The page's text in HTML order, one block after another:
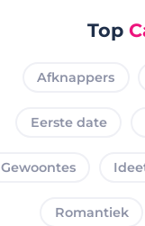
Top
Afknappers
Eerste date
Gewoontes
Romantiek